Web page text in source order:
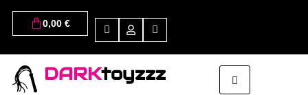
0,00 €
DARKtoyzzz